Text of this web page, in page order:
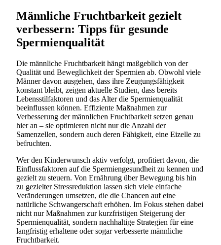
Männliche Fruchtbarkeit gezielt
verbessern: Tipps für gesunde
Spermienqualität
Die männliche Fruchtbarkeit hängt maßgeblich von der
Qualität und Beweglichkeit der Spermien ab. Obwohl viele
Männer davon ausgehen, dass ihre Zeugungsfähigkeit
konstant bleibt, zeigen aktuelle Studien, dass bereits
Lebensstilfaktoren und das Alter die Spermienqualität
beeinflussen können. Effiziente Maßnahmen zur
Verbesserung der männlichen Fruchtbarkeit setzen genau
hier an – sie optimieren nicht nur die Anzahl der
Samenzellen, sondern auch deren Fähigkeit, eine Eizelle zu
befruchten.
Wer den Kinderwunsch aktiv verfolgt, profitiert davon, die
Einflussfaktoren auf die Spermiengesundheit zu kennen und
gezielt zu steuern. Von Ernährung über Bewegung bis hin
zu gezielter Stressreduktion lassen sich viele einfache
Veränderungen umsetzen, die die Chancen auf eine
natürliche Schwangerschaft erhöhen. Im Fokus stehen dabei
nicht nur Maßnahmen zur kurzfristigen Steigerung der
Spermienqualität, sondern nachhaltige Strategien für eine
langfristig erhaltene oder sogar verbesserte männliche
Fruchtbarkeit.